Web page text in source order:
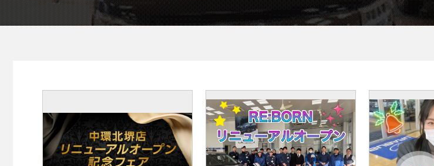
試乗車でさがす
軽自動車
カーケアをする
車検 3ヶ月前 無料診断